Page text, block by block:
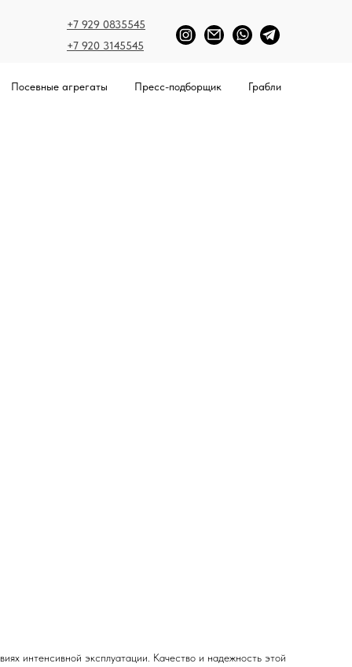
+7 920 3145545
+7 929 0835545
Посевные агрегаты Пресс-подборщик Грабли
интенсивной эксплуатации. Качество и надежность этой